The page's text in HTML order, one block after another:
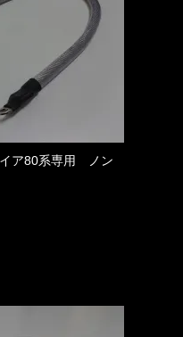
ア80系専用 ノン